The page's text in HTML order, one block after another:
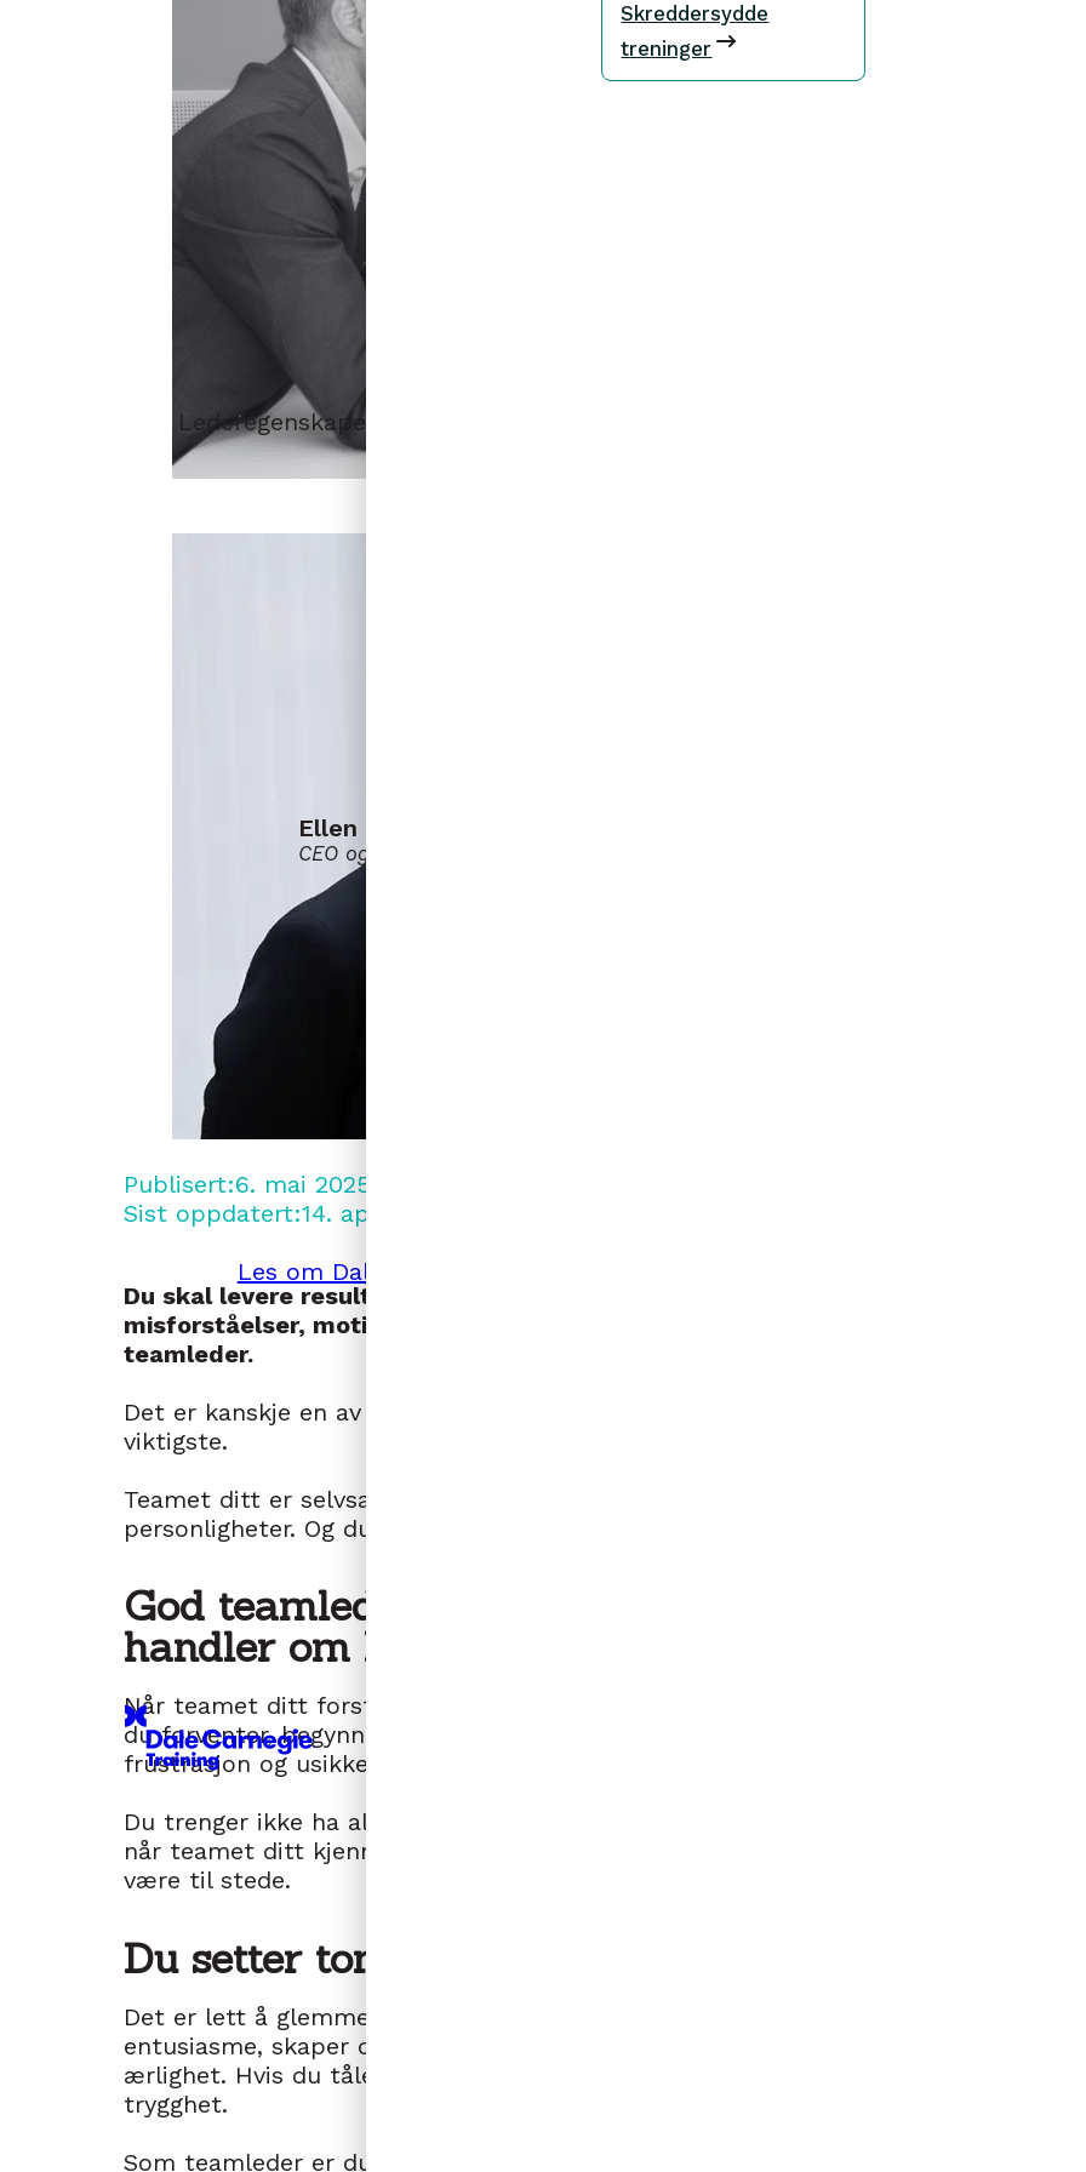
Skreddersydde
treninger
Lederegenskaper
Ellen Breiby
CEO og ISO-sertifisert Dale Carnegie trener
Publisert:6. mai 2025
Sist oppdatert:14. april 2026
Du skal levere resultater. Du skal følge opp mennesker. Du skal takle
misforståelser, motivere, prioritere og samtidig holde hodet kaldt. Du er
teamleder.
Det er kanskje en av de mest krevende rollene i en organisasjon. Og en av de
viktigste.
Teamet ditt er selvsagt mennesker, med ulike styrker, behov og
personligheter. Og du er den som skal få teamet til å henge sammen.
God teamledelse handler ikke om kontroll. Det
handler om klarhet.
Når teamet ditt forstår hva dere skal oppnå, hvordan dere skal jobbe og hva
du forventer, begynner ting å løsne. Når det mangler tydelighet, oppstår
frustrasjon og usikkerhet. Og det er du som leder som må ta tak i det.
Du trenger ikke ha alle svarene. Men du må peke ut retningen og være trygg
når teamet ditt kjenner på usikkerhet. Du skal ikke være overalt. Du skal
være til stede.
Du setter tonen.
Det er lett å glemme hvor mye teamet faktisk speiler deg. Hvis du viser
entusiasme, skaper du energi. Hvis du lytter og er nysgjerrig, åpner du for
ærlighet. Hvis du tåler usikkerhet og utfordrer på en god måte, bygger du
trygghet.
Som teamleder er du kulturbærer. Ikke med store ord, men med små
Les om Dale Carnegie